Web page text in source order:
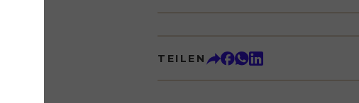
hindert, die Erlebnisse Ihrer Gäste in Ihrem Betrieb zu
TEILEN